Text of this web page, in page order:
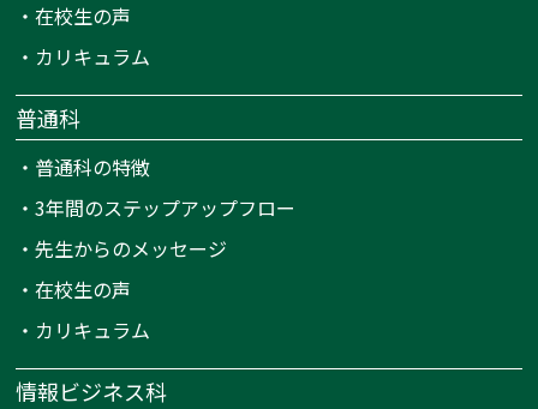
・在校生の声
・ カリキュラム
普通科
・ 普通科の特徴
・3年間のステップアップフロー
・先生からのメッセージ
・在校生の声
・ カリキュラム
情報ビジネス科